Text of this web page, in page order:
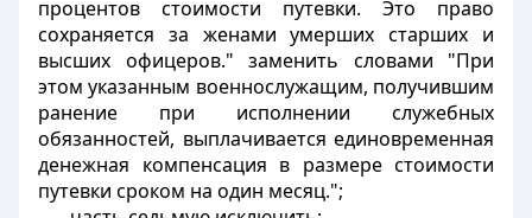
процентов стоимости путевки. Это право
сохраняется за женами умерших старших и
высших офицеров." заменить словами "При
этом указанным военнослужащим, получившим
ранение при исполнении служебных
обязанностей, выплачивается единовременная
денежная компенсация в размере стоимости
путевки сроком на один месяц.";